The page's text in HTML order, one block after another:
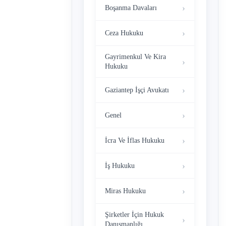
Boşanma Davaları
Ceza Hukuku
Gayrimenkul Ve Kira
Hukuku
Gaziantep İşçi Avukatı
Genel
İcra Ve İflas Hukuku
İş Hukuku
Miras Hukuku
Şirketler İçin Hukuk
Danışmanlığı